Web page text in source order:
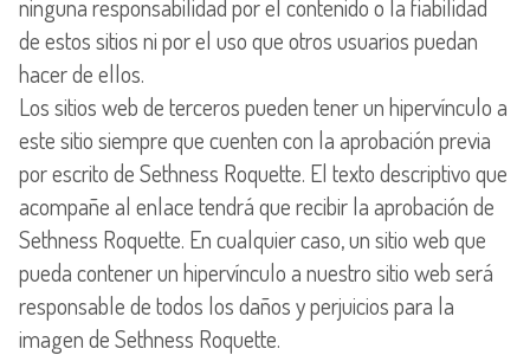
ninguna responsabilidad por el contenido o la fiabilidad
de estos sitios ni por el uso que otros usuarios puedan
hacer de ellos.
Los sitios web de terceros pueden tener un hipervínculo a
este sitio siempre que cuenten con la aprobación previa
por escrito de Sethness Roquette. El texto descriptivo que
acompañe al enlace tendrá que recibir la aprobación de
Sethness Roquette. En cualquier caso, un sitio web que
pueda contener un hipervínculo a nuestro sitio web será
responsable de todos los daños y perjuicios para la
imagen de Sethness Roquette.